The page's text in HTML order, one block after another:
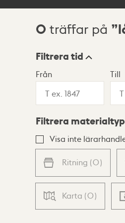
Sökresultat
0 träffar på
Visningsläge
Lista Karta
Filtrera tid
Från Till
Filtrera
Visa inte
Ritning (0)
Karta (0)